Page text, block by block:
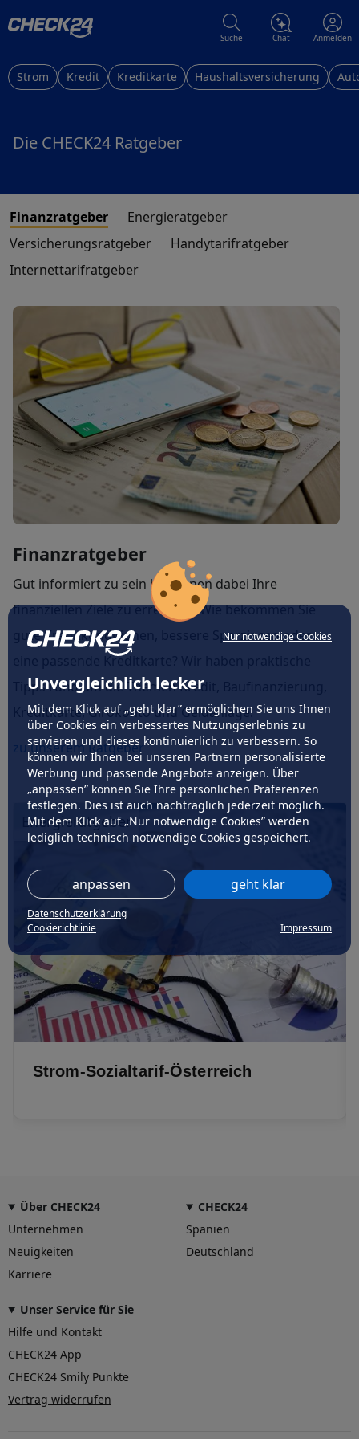
Nur notwendige Cookies
Unvergleichlich lecker
Mit dem Klick auf „geht klar” ermöglichen Sie uns Ihnen
über Cookies ein verbessertes Nutzungserlebnis zu
servieren und dieses kontinuierlich zu verbessern. So
können wir Ihnen bei unseren Partnern personalisierte
Werbung und passende Angebote anzeigen. Über
„anpassen” können Sie Ihre persönlichen Präferenzen
festlegen. Dies ist auch nachträglich jederzeit möglich.
Mit dem Klick auf „Nur notwendige Cookies” werden
lediglich technisch notwendige Cookies gespeichert.
anpassen geht klar
Datenschutzerklärung
Cookierichtlinie
Impressum
Suche Chat Anmelden
Strom Kredit Kreditkarte Haushaltsversicherung
Die CHECK24 Ratgeber
Finanzratgeber
Energieratgeber
Versicherungsratgeber
Handytarifratgeber
Internettarifratgeber
Finanzratgeber
Gut informiert zu sein hilft Ihnen dabei Ihre
finanziellen Ziele zu erreichen. Wie bekommen Sie
gute Kreditkonditionen, bessere Sparzinsen oder
eine passende Kreditkarte? Wir haben praktische
Tipps rund um die Themen Kredit, Baufinanzierung,
Kreditkarte, Girokonto und Geldanlage.
zu unserem Ratgeber
Strom-Sozialtarif-Österreich
Energieratgeber
Über CHECK24
Unternehmen
Neuigkeiten
Karriere
CHECK24
Spanien
Deutschland
Unser Service für Sie
Hilfe und Kontakt
CHECK24 App
CHECK24 Smily Punkte
Vertrag widerrufen